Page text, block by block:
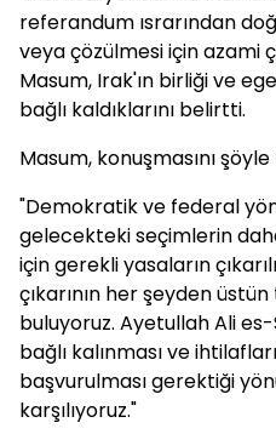
referandum ısrarından
veya çözülmesi için azami
Masum, Irak'ın birliği ve
bağlı kaldıklarını belirtti.
Masum, konuşmasını
"Demokratik ve federal
gelecekteki seçimlerin
için gerekli yasaların
çıkarının her şeyden
buluyoruz. Ayetullah Ali
bağlı kalınması ve
başvurulması gerektiği
karşılıyoruz."